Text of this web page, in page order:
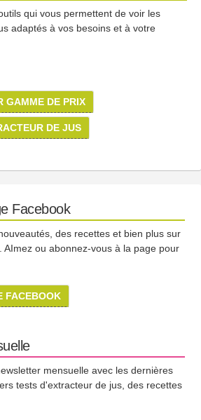
qui vous permettent de voir les
adaptés à vos besoins et à votre
GAMME DE PRIX
DE JUS
Facebook
des recettes et bien plus sur
AImez ou abonnez-vous à la page pour
FACEBOOK
mensuelle avec les dernières
tests d'extracteur de jus, des recettes